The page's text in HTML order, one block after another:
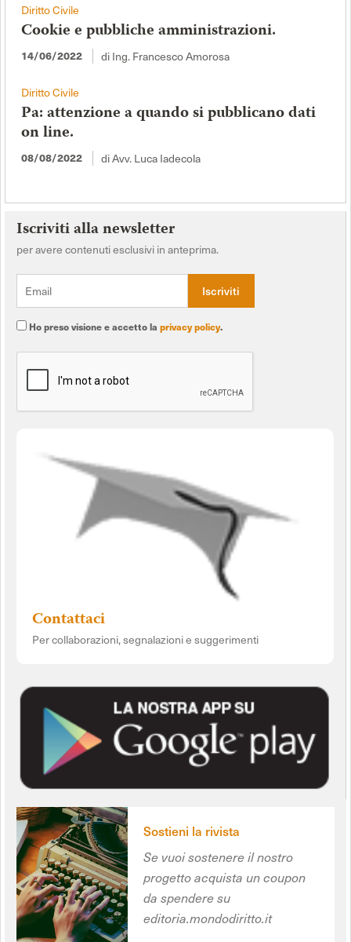
Diritto Civile
Cookie e pubbliche amministrazioni.
14/06/2022 di Ing. Francesco Amorosa
Diritto Civile
Pa: attenzione a quando si pubblicano dati
on line.
08/08/2022 di Avv. Luca Iadecola
Iscriviti alla newsletter
per avere contenuti esclusivi in anteprima.
Ho preso visione e accetto la privacy policy.
Contattaci
Per collaborazioni, segnalazioni e suggerimenti
Sostieni la rivista
Se vuoi sostenere il nostro
progetto acquista un coupon
da spendere su
editoria.mondodiritto.it